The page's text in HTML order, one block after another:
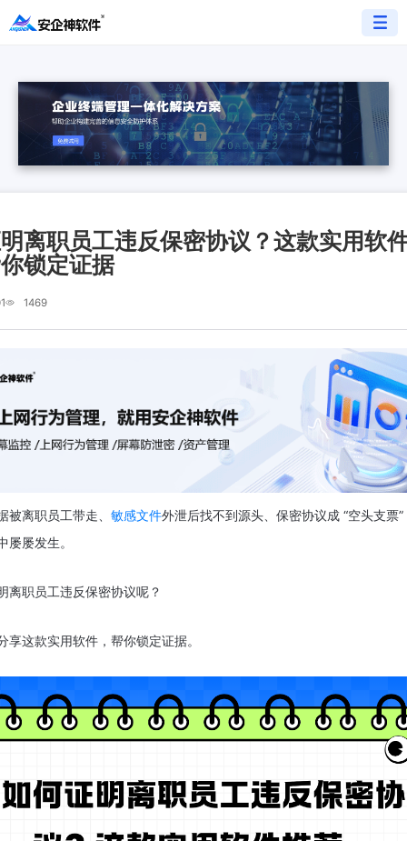
离职员工违反保密协议？这款实用软
锁定证据
1469
被离职员工带走、 敏感文件外泄后找不到源头、保密协议成 “空头支票”
屡屡发生。
离职员工违反保密协议呢？
享这款实用软件，帮你锁定证据。